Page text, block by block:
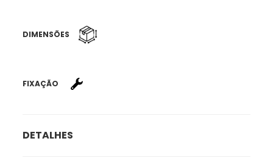
DIMENSÕES
FIXAÇÃO
DETALHES